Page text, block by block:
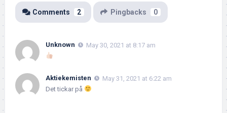
Comments 2 Pingbacks 0
Unknown May 30, 2021 at 8:17 am
Aktiekemisten
May 31, 2021 at 6:22 am
Det tickar på